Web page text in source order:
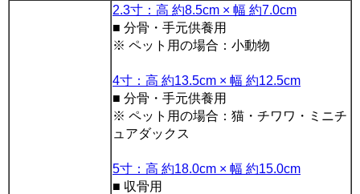
2.3寸：高 約8.5cm × 幅 約7.0cm
■ 分骨・手元供養用
※ ペット用の場合：小動物
4寸：高 約13.5cm × 幅 約12.5cm
■ 分骨・手元供養用
※ ペット用の場合：猫・チワワ・ミニチ
ュアダックス
5寸：高 約18.0cm × 幅 約15.0cm
■ 収骨用